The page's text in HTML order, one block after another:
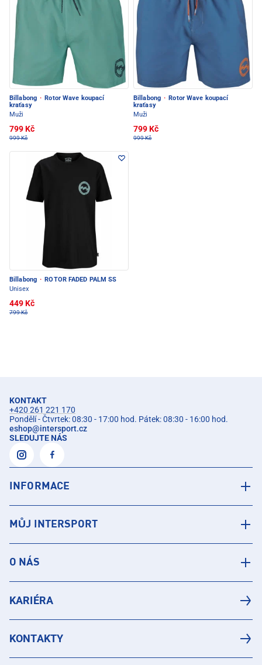
Billabong · Rotor Wave koupací
kraťasy
Muži
799 Kč
999 Kč
Billabong · Rotor Wave koupací
kraťasy
Muži
799 Kč
999 Kč
Billabong · ROTOR FADED PALM SS
Unisex
449 Kč
799 Kč
KONTAKT
+420 261 221 170
Pondělí - Čtvrtek: 08:30 - 17:00 hod. Pátek: 08:30 - 16:00 hod.
eshop@intersport.cz
SLEDUJTE NÁS
INFORMACE
MŮJ INTERSPORT
O NÁS
KARIÉRA
KONTAKTY